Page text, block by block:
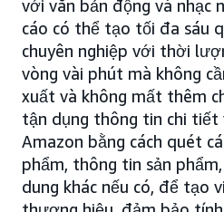
với văn bản động và nhạc
cáo có thể tạo tối đa sáu
chuyên nghiệp với thời
vòng vài phút mà không
xuất và không mất thêm
tận dụng thông tin chi tiết
Amazon bằng cách quét
phẩm, thông tin sản
dung khác nếu có, để tạo